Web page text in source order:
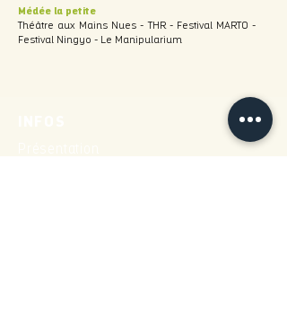
Médée la petite
Théâtre aux Mains Nues - THR - Festival MARTO -
Festival Ningyo - Le Manipularium